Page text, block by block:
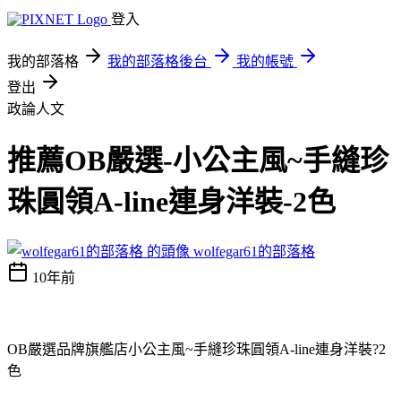
登入
我的部落格 我的部落格後台
我的帳號
登出
政論人文
推薦OB嚴選-小公主風~手縫珍
珠圓領A-line連身洋裝-2色
wolfegar61的部落格
10年前
OB嚴選品牌旗艦店小公主風~手縫珍珠圓領A-line連身洋裝?2
色